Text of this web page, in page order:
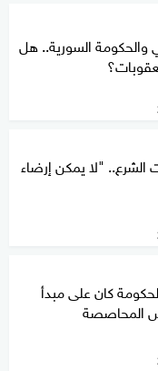
والحكومة السورية.. هل
الشرع.. "لا يمكن إرضاء
كان على مبدأ
المحاصصة